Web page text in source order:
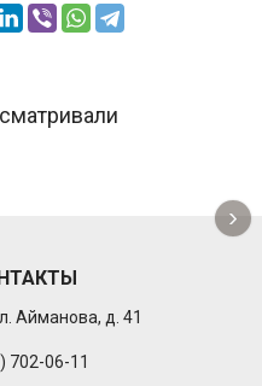
›
Айманова, д. 41
702-06-11